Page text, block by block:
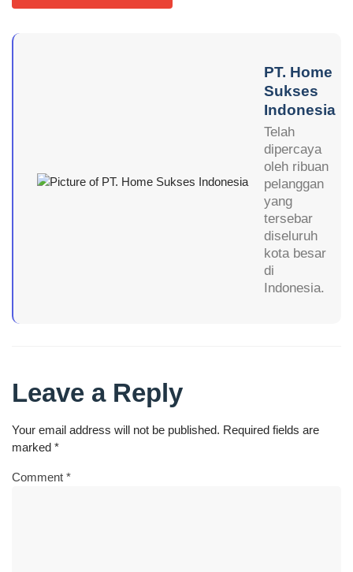
PT. Home
Sukses
Indonesia
Telah
dipercaya
oleh ribuan
pelanggan
yang
tersebar
diseluruh
kota besar
di
Indonesia.
Leave a Reply
Your email address will not be published. Required fields are
marked *
Comment *